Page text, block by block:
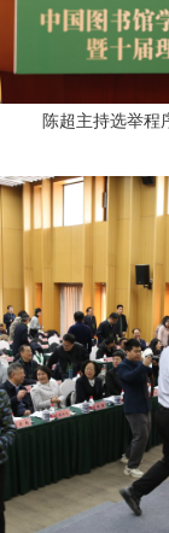
陈超主持选举程